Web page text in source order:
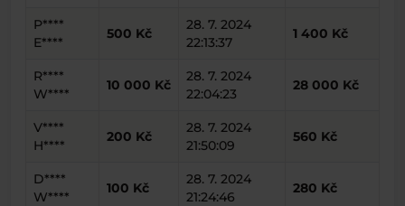
P****
E****
500 Kč
28. 7. 2024
22:13:37
1 400 Kč
R****
W****
10 000 Kč
28. 7. 2024
22:04:23
28 000 Kč
V****
H****
200 Kč
28. 7. 2024
21:50:09
560 Kč
D****
W****
100 Kč
28. 7. 2024
21:24:46
280 Kč